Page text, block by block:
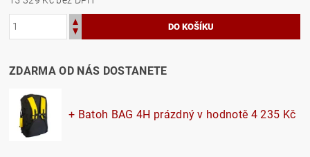
ZDARMA OD NÁS DOSTANETE
+ Batoh BAG 4H prázdnýv hodnotě 4 235 Kč